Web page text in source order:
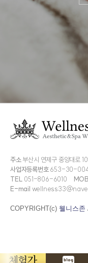
체험가
주소부산시 연제구 중앙대로
사업자등록번호653-30-
TEL 051-806-6010
E-mail
COPYRIGHT(c) 웰니스존